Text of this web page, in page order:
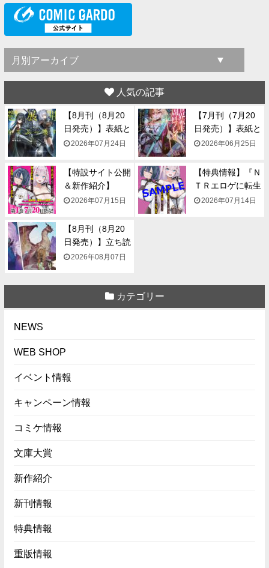
人気の記事
【8月刊（8月20
日発売）】表紙と
一...2026年07月24日
【7月刊（7月20
日発売）】表紙と
一...2026年06月25日
【特設サイト公開
＆新作紹介】
『NTR...
2026年07月15日
【特典情報】『Ｎ
ＴＲエロゲに転生
して...
2026年07月14日
【8月刊（8月20
日発売）】立ち読
み...2026年08月07日
カテゴリー
NEWS
WEB SHOP
イベント情報
キャンペーン情報
コミケ情報
文庫大賞
新作紹介
新刊情報
特典情報
重版情報